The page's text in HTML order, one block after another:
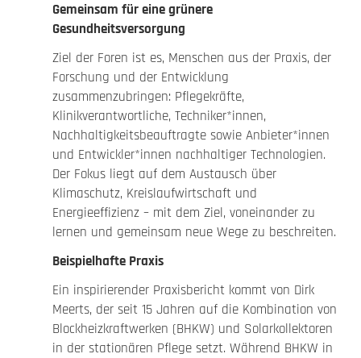
Gemeinsam für eine grünere
Gesundheitsversorgung
Ziel der Foren ist es, Menschen aus der Praxis, der
Forschung und der Entwicklung
zusammenzubringen: Pflegekräfte,
Klinikverantwortliche, Techniker*innen,
Nachhaltigkeitsbeauftragte sowie Anbieter*innen
und Entwickler*innen nachhaltiger Technologien.
Der Fokus liegt auf dem Austausch über
Klimaschutz, Kreislaufwirtschaft und
Energieeffizienz – mit dem Ziel, voneinander zu
lernen und gemeinsam neue Wege zu beschreiten.
Beispielhafte Praxis
Ein inspirierender Praxisbericht kommt von Dirk
Meerts, der seit 15 Jahren auf die Kombination von
Blockheizkraftwerken (BHKW) und Solarkollektoren
in der stationären Pflege setzt. Während BHKW in